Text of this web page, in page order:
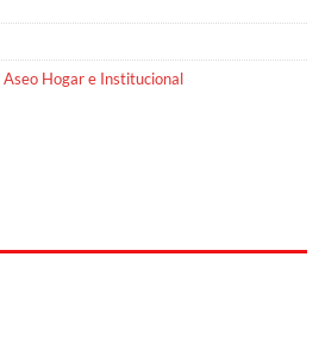
Aseo Hogar e Institucional